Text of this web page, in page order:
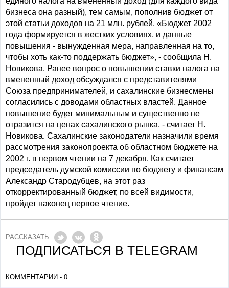
бизнеса она разный), тем самым, пополнив бюджет от
этой статьи доходов на 21 млн. рублей. «Бюджет 2002
года формируется в жестких условиях, и данные
повышения - вынужденная мера, направленная на то,
чтобы хоть как-то поддержать бюджет», - сообщила Н.
Новикова. Ранее вопрос о повышении ставки налога на
вмененный доход обсуждался с представителями
Союза предпринимателей, и сахалинские бизнесмены
согласились с доводами областных властей. Данное
повышение будет минимальным и существенно не
отразится на ценах сахалинского рынка, - считает Н.
Новикова. Сахалинские законодатели назначили время
рассмотрения законопроекта об областном бюджете на
2002 г. в первом чтении на 7 декабря. Как считает
председатель думской комиссии по бюджету и финансам
Александр Стародубцев, на этот раз
откорректированный бюджет, по всей видимости,
пройдет наконец первое чтение.
РАССКАЗАТЬ
ПОДПИСАТЬСЯ В TELEGRAM
КОММЕНТАРИИ - 0